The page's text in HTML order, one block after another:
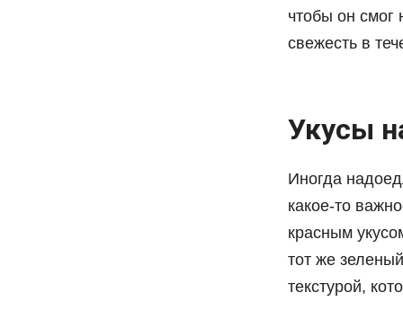
чтобы он смог
свежесть в
Укусы
Иногда
какое-то
красным
тот же
текстурой,